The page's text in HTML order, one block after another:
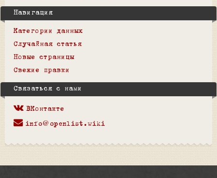
Навигация
Категории данных
Случайная статья
Новые страницы
Свежие правки
Связаться с нами
ВКонтакте
info@openlist.wiki